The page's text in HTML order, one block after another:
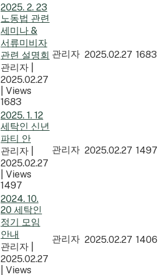
2025. 2. 23
노동법 관련
세미나 &
서류미비자
관련 설명회
관리자
2025.02.27
Views
1683
관리자 2025.02.27 1683
2025. 1. 12
세탁인 신년
파티 안
관리자
2025.02.27
Views
1497
관리자 2025.02.27 1497
2024. 10.
20 세탁인
정기 모임
안내
관리자
2025.02.27
Views
관리자 2025.02.27 1406